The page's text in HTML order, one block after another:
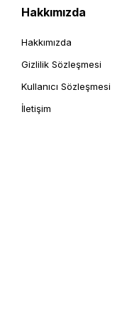
Hakkımızda
Hakkımızda
Gizlilik Sözleşmesi
Kullanıcı Sözleşmesi
İletişim